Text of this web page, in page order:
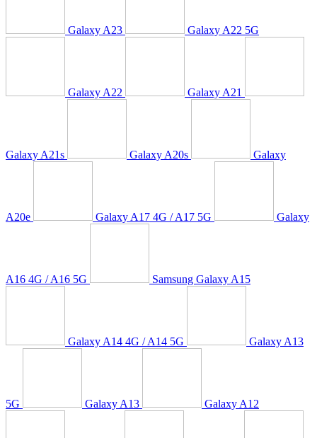
Galaxy A23 Galaxy A22 5G
Galaxy A22 Galaxy A21
Galaxy A21s Galaxy A20s Galaxy
A20e Galaxy A17 4G / A17 5G Galaxy
A16 4G / A16 5G Samsung Galaxy A15
Galaxy A14 4G / A14 5G Galaxy A13
5G Galaxy A13 Galaxy A12